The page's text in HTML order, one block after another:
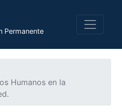
Permanente
Humanos en la